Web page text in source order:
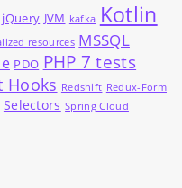
jQuery JVM kafka Kotlin
resources MSSQL
PDO PHP 7 tests
Hooks Redshift Redux-Form
Selectors Spring Cloud